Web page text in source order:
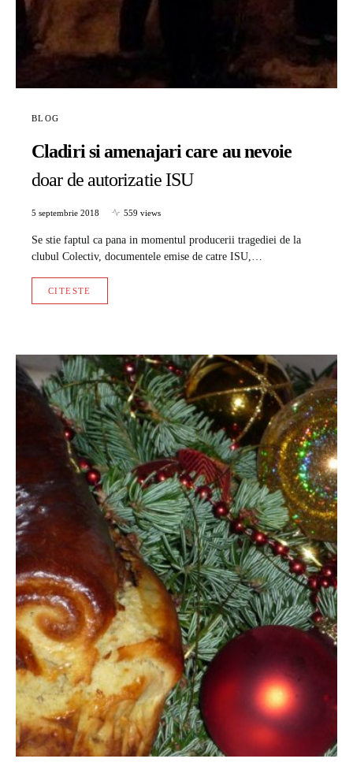
BLOG
Cladiri si amenajari care au nevoie
doar de autorizatie ISU
5 septembrie 2018 559 views
Se stie faptul ca pana in momentul producerii tragediei de la
clubul Colectiv, documentele emise de catre ISU,…
CITESTE